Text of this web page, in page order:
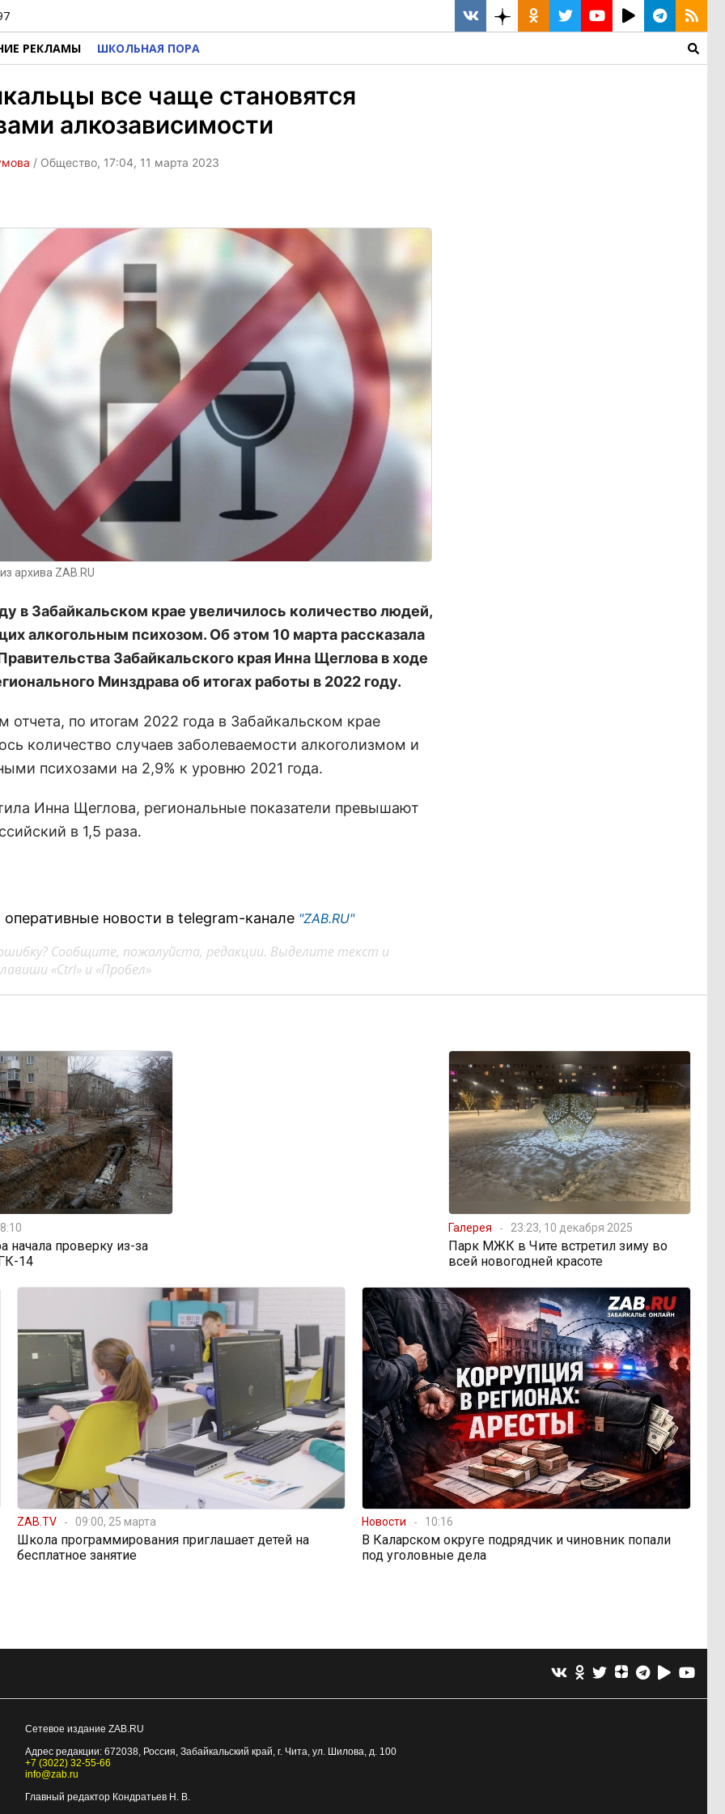
РЕКЛАМЫ ШКОЛЬНАЯ ПОРА
все чаще становятся
алкозависимости
/ Общество, 17:04, 11 марта 2023
архива ZAB.RU
в Забайкальском крае увеличилось количество людей,
алкогольным психозом. Об этом 10 марта рассказала
Забайкальского края Инна Щеглова в ходе
Минздрава об итогах работы в 2022 году.
отчета, по итогам 2022 года в Забайкальском крае
количество случаев заболеваемости алкоголизмом и
психозами на 2,9% к уровню 2021 года.
Инна Щеглова, региональные показатели превышают
в 1,5 раза.
новости в telegram-канале "ZAB.RU"
Сообщите, пожалуйста, редакции. Выделите текст и
«Ctrl» и «Пробел»
начала проверку из-за
14
Галерея 23:23, 10 декабря 2025
Парк МЖК в Чите встретил зиму во
всей новогодней красоте
ZAB.TV 09:00, 25 марта
Школа программирования приглашает детей на
бесплатное занятие
Новости 10:16
В Каларском округе подрядчик и чиновник попали
под уголовные дела
Сетевое издание ZAB.RU
Адрес редакции: 672038, Россия, Забайкальский край, г. Чита, ул. Шилова, д. 100
+7 (3022) 32-55-66
info@zab.ru
Главный редактор Кондратьев Н. В.